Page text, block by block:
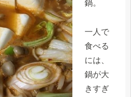
鍋。
一人で
食べる
には、
鍋が大
きすぎ